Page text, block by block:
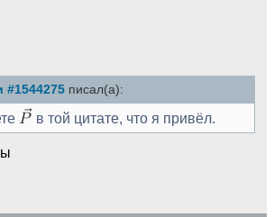
#1544275 писал(а):
в той цитате, что я привёл.